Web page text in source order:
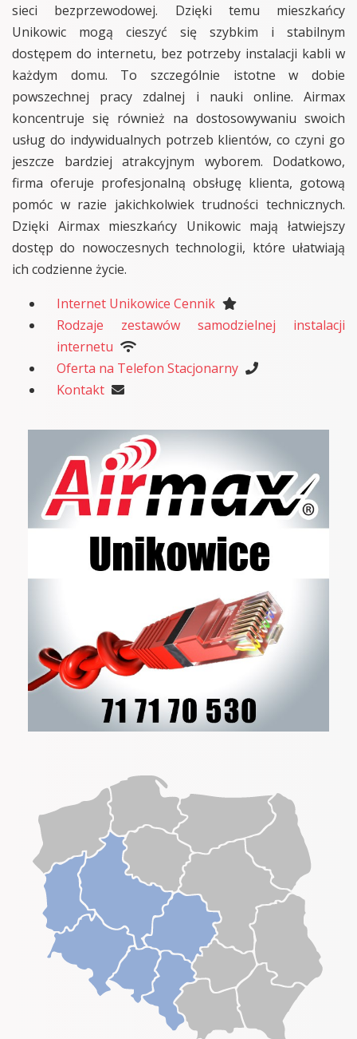
sieci bezprzewodowej. Dzięki temu mieszkańcy
Unikowic mogą cieszyć się szybkim i stabilnym
dostępem do internetu, bez potrzeby instalacji kabli w
każdym domu. To szczególnie istotne w dobie
powszechnej pracy zdalnej i nauki online. Airmax
koncentruje się również na dostosowywaniu swoich
usług do indywidualnych potrzeb klientów, co czyni go
jeszcze bardziej atrakcyjnym wyborem. Dodatkowo,
firma oferuje profesjonalną obsługę klienta, gotową
pomóc w razie jakichkolwiek trudności technicznych.
Dzięki Airmax mieszkańcy Unikowic mają łatwiejszy
dostęp do nowoczesnych technologii, które ułatwiają
ich codzienne życie.
Internet Unikowice Cennik
Rodzaje zestawów samodzielnej instalacji
internetu
Oferta na Telefon Stacjonarny
Kontakt